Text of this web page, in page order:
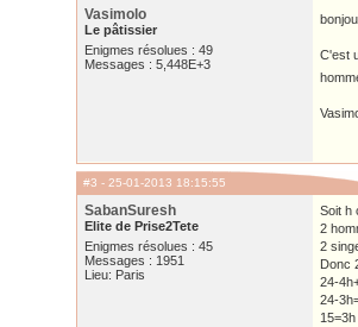
Vasimolo
Le pâtissier
Enigmes résolues : 49
Messages : 5,448E+3
C'est
#3 - 25-01-2013 18:15:55
SabanSuresh
Elite de Prise2Tete
Enigmes résolues : 45
Messages : 1951
Lieu: Paris
Soit h
2
2
Donc
24-
24-
15=3h